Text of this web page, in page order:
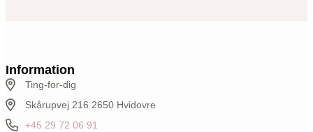
Information
Ting-for-dig
Skårupvej 216 2650 Hvidovre
+45 29 72 06 91